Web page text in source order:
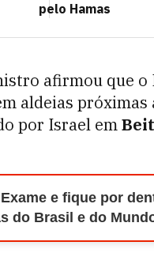
pelo Hamas
afirmou que
aldeias
por Israel em
e fique por
do Brasil e do